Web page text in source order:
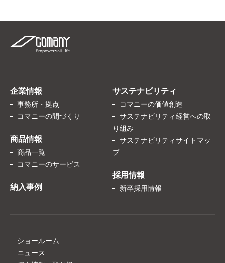
企業情報
事務所・拠点
コマニーの間づくり
商品情報
商品一覧
コマニーのサービス
納入事例
サステナビリティ
コマニーの価値創造
サステナビリティ経営への取
り組み
サステナビリティサイトマッ
プ
採用情報
新卒採用情報
ショールーム
ニュース